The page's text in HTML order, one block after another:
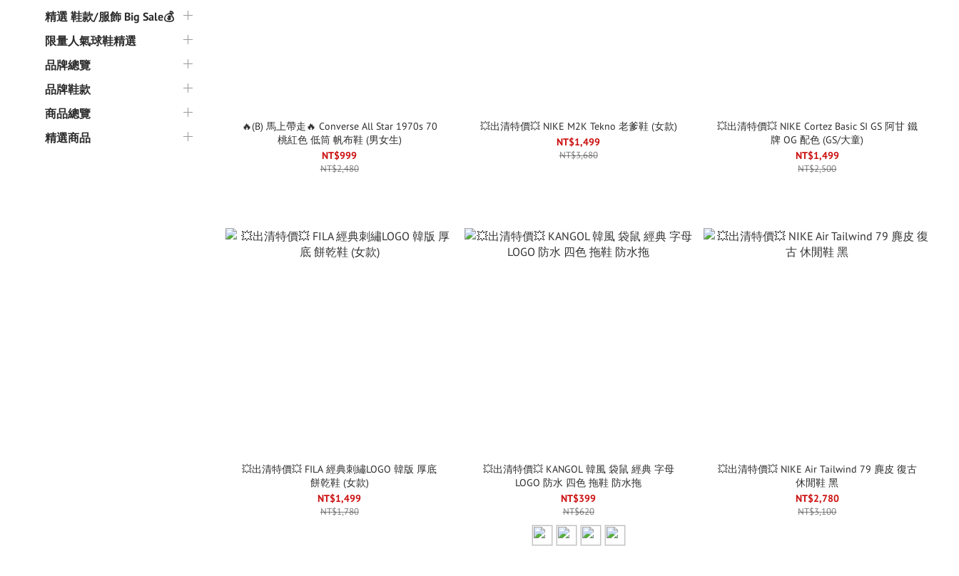
精選 鞋款/服飾 Big Sale💰
限量人氣球鞋精選
品牌總覽
品牌鞋款
商品總覽
精選商品
🔥(B) 馬上帶走🔥 Converse All Star 1970s 70
桃紅色 低筒 帆布鞋 (男女生)
NT$999
NT$2,480
💥出清特價💥 NIKE M2K Tekno 老爹鞋 (女款)
NT$1,499
NT$3,680
💥出清特價💥 NIKE Cortez Basic SI GS 阿甘 鐵
牌 OG 配色 (GS/大童)
NT$1,499
NT$2,500
💥出清特價💥 FILA 經典刺繡LOGO 韓版 厚底
餅乾鞋 (女款)
NT$1,499
NT$1,780
💥出清特價💥 KANGOL 韓風 袋鼠 經典 字母
LOGO 防水 四色 拖鞋 防水拖
NT$399
NT$620
💥出清特價💥 NIKE Air Tailwind 79 麂皮 復古
休閒鞋 黑
NT$2,780
NT$3,100